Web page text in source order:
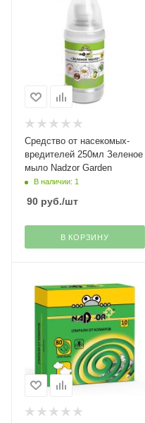
Средство от насекомых-
вредителей 250мл Зеленое
мыло Nadzor Garden
В наличии: 1
90 руб./шт
В КОРЗИНУ